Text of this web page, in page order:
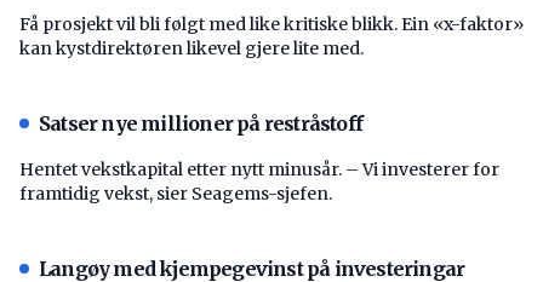
Få prosjekt vil bli følgt med like kritiske blikk. Ein «x-faktor»
kan kystdirektøren likevel gjere lite med.
Satser nye millioner på restråstoff
Hentet vekstkapital etter nytt minusår. – Vi investerer for
framtidig vekst, sier Seagems-sjefen.
Langøy med kjempegevinst på investeringar